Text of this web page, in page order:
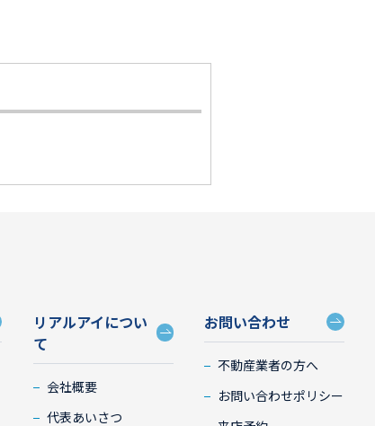
リアルアイについ
て
会社概要
代表あいさつ
お問い合わせ
不動産業者の方へ
お問い合わせポリシー